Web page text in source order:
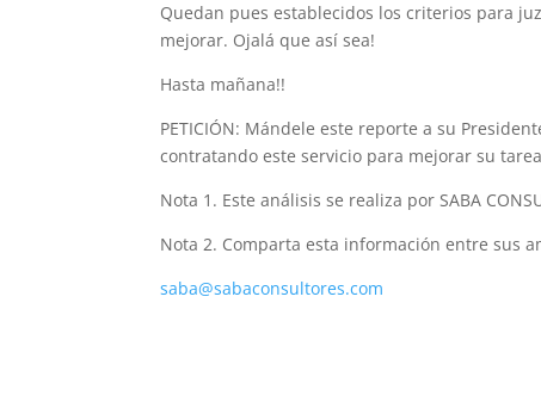
Quedan pues establecidos los criterios para
mejorar. Ojalá que así sea!
Hasta mañana!!
PETICIÓN: Mándele este reporte a su
contratando este servicio para mejorar su
Nota 1. Este análisis se realiza por SABA
Nota 2. Comparta esta información entre sus
saba@sabaconsultores.com